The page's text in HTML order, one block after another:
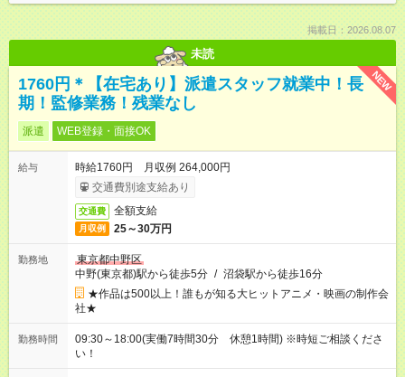
掲載日：2026.08.07
未読
NEW
1760円＊【在宅あり】派遣スタッフ就業中！長
期！監修業務！残業なし
派遣 WEB登録・面接OK
給与
時給1760円 月収例 264,000円
交通費別途支給あり
交通費 全額支給
月収例 25～30万円
勤務地
東京都中野区
中野(東京都)駅から徒歩5分 / 沼袋駅から徒歩16分
★作品は500以上！誰もが知る大ヒットアニメ・映画の制作会
社★
勤務時間
09:30～18:00(実働7時間30分 休憩1時間) ※時短ご相談くださ
い！